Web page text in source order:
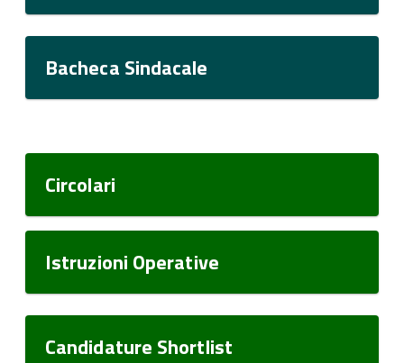
Bacheca Sindacale
Circolari
Istruzioni Operative
Candidature Shortlist